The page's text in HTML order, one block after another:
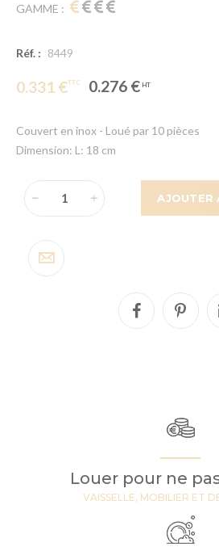
GAMME :
Réf. : 8449
0.331 € 0.276 €
Couvert en inox - Loué par 10 pièces
Dimension: L: 18 cm
AJOUTER
Louer pour ne
VAISSELLE, MOBILIER ET